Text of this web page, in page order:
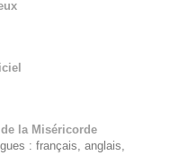
la Miséricorde
: français, anglais,